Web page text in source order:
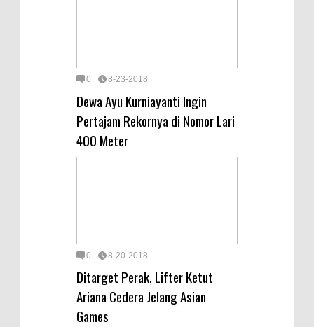
0 8-23-2018
Dewa Ayu Kurniayanti Ingin
Pertajam Rekornya di Nomor Lari
400 Meter
0 8-20-2018
Ditarget Perak, Lifter Ketut
Ariana Cedera Jelang Asian
Games